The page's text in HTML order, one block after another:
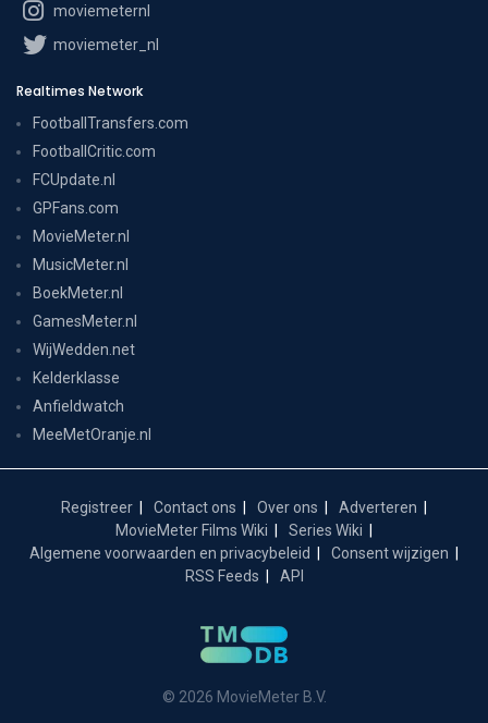
moviemeternl
moviemeter_nl
Realtimes Network
FootballTransfers.com
FootballCritic.com
FCUpdate.nl
GPFans.com
MovieMeter.nl
MusicMeter.nl
BoekMeter.nl
GamesMeter.nl
WijWedden.net
Kelderklasse
Anfieldwatch
MeeMetOranje.nl
Registreer Contact ons Over ons
Adverteren
MovieMeter Films Wiki
Series Wiki
Algemene voorwaarden en privacybeleid
Consent wijzigen
RSS Feeds
API
© 2026 MovieMeter B.V.